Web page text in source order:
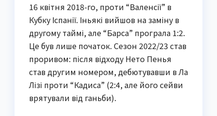
16 квітня 2018-го, проти “Валенсії” в
Кубку Іспанії. Іньякі вийшов на заміну в
другому таймі, але “Барса” програла 1:2.
Це був лише початок. Сезон 2022/23 став
проривом: після відходу Нето Пенья
став другим номером, дебютувавши в Ла
Лізі проти “Кадиса” (2:4, але його сейви
врятували від ганьби).